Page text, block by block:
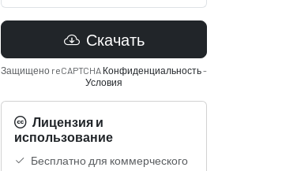
Скачать
Защищено reCAPTCHA Конфиденциальность-
Условия
Лицензия и
использование
Бесплатно для коммерческого